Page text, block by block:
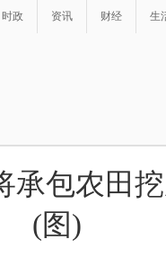
时政 资讯 财经 生
承包农田
(图)